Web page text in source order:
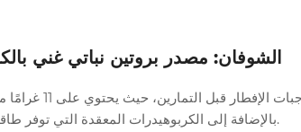
الشوفان: مصدر بروتين نباتي غني
بالإضافة إلى الكربوهيدرات المعقدة التي توفر طاقة مستدامة خلال التدريبات.